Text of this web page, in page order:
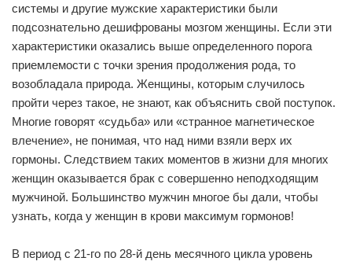
системы и другие мужские характеристики были
подсознательно дешифрованы мозгом женщины. Если эти
характеристики оказались выше определенного порога
приемлемости с точки зрения продолжения рода, то
возобладала природа. Женщины, которым случилось
пройти через такое, не знают, как объяснить свой поступок.
Многие говорят «судьба» или «странное магнетическое
влечение», не понимая, что над ними взяли верх их
гормоны. Следствием таких моментов в жизни для многих
женщин оказывается брак с совершенно неподходящим
мужчиной. Большинство мужчин многое бы дали, чтобы
узнать, когда у женщин в крови максимум гормонов!
В период с 21-го по 28-й день месячного цикла уровень